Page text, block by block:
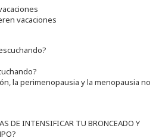
vacaciones
la perimenopausia y la menopausia no